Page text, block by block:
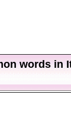
words in